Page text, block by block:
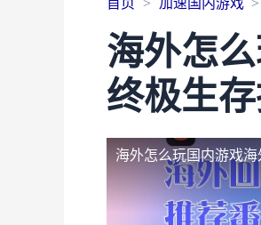
首页 加速国内游戏
海外怎
终极生
海外怎么玩国内游戏海